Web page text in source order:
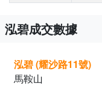
泓碧成交數據
泓碧 (耀沙路11號)
馬鞍山